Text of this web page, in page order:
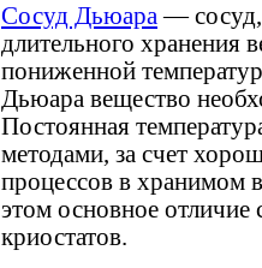
Сосуд Дьюара — сосуд,
длительного хранения
пониженной
Дьюара вещество
Постоянная
методами, за счет
процессов в хранимом
этом основное отличие
криостатов.